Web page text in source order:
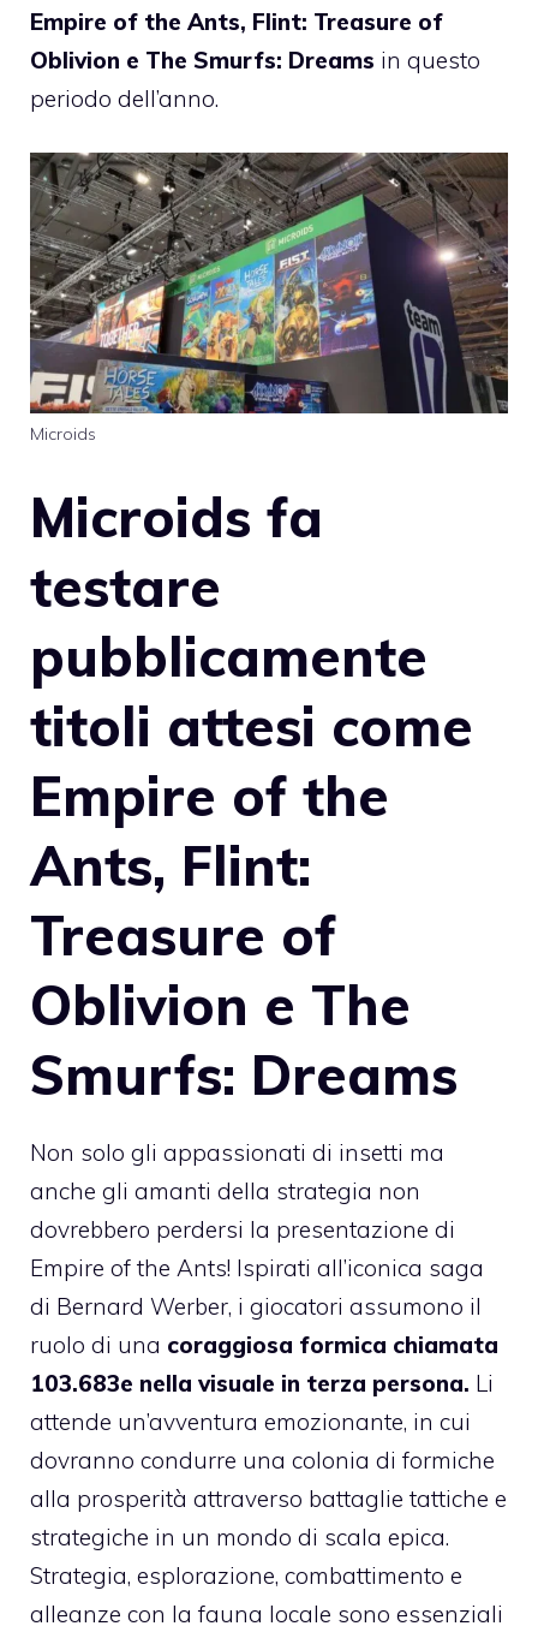
Empire of the Ants, Flint: Treasure of
Oblivion e The Smurfs: Dreams in questo
periodo dell’anno.
Microids
Microids fa
testare
pubblicamente
titoli attesi come
Empire of the
Ants, Flint:
Treasure of
Oblivion e The
Smurfs: Dreams
Non solo gli appassionati di insetti ma
anche gli amanti della strategia non
dovrebbero perdersi la presentazione di
Empire of the Ants! Ispirati all’iconica saga
di Bernard Werber, i giocatori assumono il
ruolo di una coraggiosa formica chiamata
103.683e nella visuale in terza persona. Li
attende un’avventura emozionante, in cui
dovranno condurre una colonia di formiche
alla prosperità attraverso battaglie tattiche e
strategiche in un mondo di scala epica.
Strategia, esplorazione, combattimento e
alleanze con la fauna locale sono essenziali